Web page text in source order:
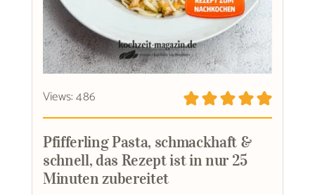
Views: 486
Pfifferling Pasta, schmackhaft &
schnell, das Rezept ist in nur 25
Minuten zubereitet